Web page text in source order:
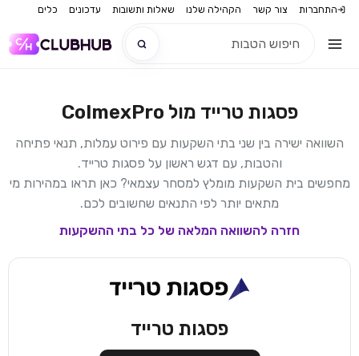
התחברות צור קשר הקהילה שלנו שאלות ותשובות עדכונים כלים
חדש
חדש
פסגות טרייד מול ColmexPro
השוואה ישירה בין שני בתי השקעות עם פירוט עמלות, תנאי פתיחה
והטבות, עם דגש ראשון על פסגות טרייד.
מחפשים בית השקעות מומלץ למסחר עצמאי? כאן תראו במהירות מי
מתאים יותר לפי התנאים שחשובים לכם.
חזרה להשוואה המלאה של כל בתי ההשקעות
פסגות טרייד